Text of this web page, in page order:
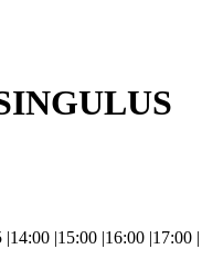
|14:00 |15:00 |16:00 |17:00 |